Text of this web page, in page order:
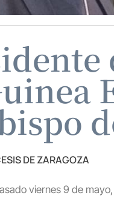
DE ZARAGOZA
viernes 9 de